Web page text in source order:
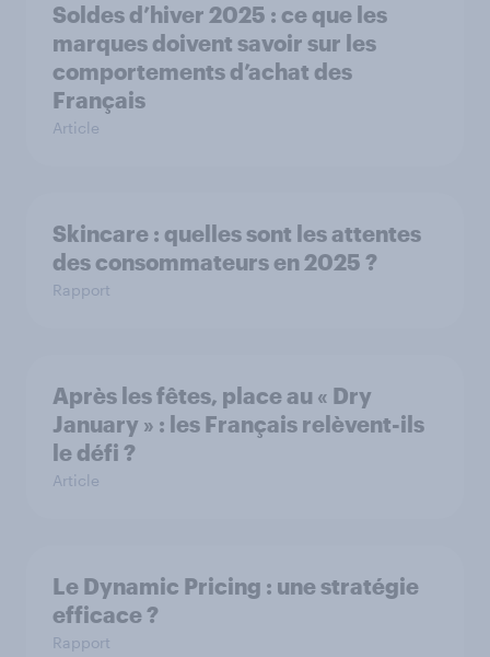
Soldes d’hiver 2025 : ce que les
marques doivent savoir sur les
comportements d’achat des
Français
Article
Skincare : quelles sont les attentes
des consommateurs en 2025 ?
Rapport
Après les fêtes, place au « Dry
January » : les Français relèvent-ils
le défi ?
Article
Le Dynamic Pricing : une stratégie
efficace ?
Rapport